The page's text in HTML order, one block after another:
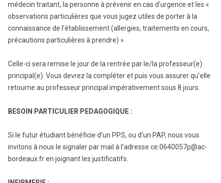
médecin traitant, la personne à prévenir en cas d’urgence et les «
observations particulières que vous jugez utiles de porter à la
connaissance de l’établissement (allergies, traitements en cours,
précautions particulières à prendre) »
Celle-ci sera remise le jour de la rentrée par le/la professeur(e)
principal(e). Vous devrez la compléter et puis vous assurer qu’elle
retourne au professeur principal impérativement sous 8 jours.
BESOIN PARTICULIER PEDAGOGIQUE :
Si le futur étudiant bénéficie d’un PPS, ou d’un PAP, nous vous
invitons à nous le signaler par mail à l’adresse ce.0640057p@ac-
bordeaux.fr en joignant les justificatifs.